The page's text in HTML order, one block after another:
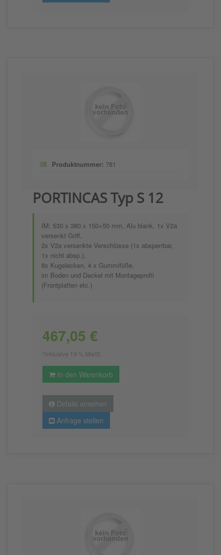
Produktnummer: 781
PORTINCAS Typ S 12
IM: 530 x 380 x 150+50 mm, Alu blank, 1x V2a
versenkt Griff,
2x V2a versenkte Verschlüsse (1x absperrbar,
1x nicht absp.),
8x Kugelecken, 4 x Gummifüße,
im Boden und Deckel mit Montageprofil
(Frontplatten etc.)
467,05 €
*inklusive 19 % MwSt.
In den Warenkorb
Details ansehen
Anfrage stellen